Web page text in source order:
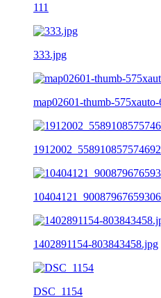
111
333.jpg
map02601-thumb-
1402891154-803843458.jpg
DSC_1154